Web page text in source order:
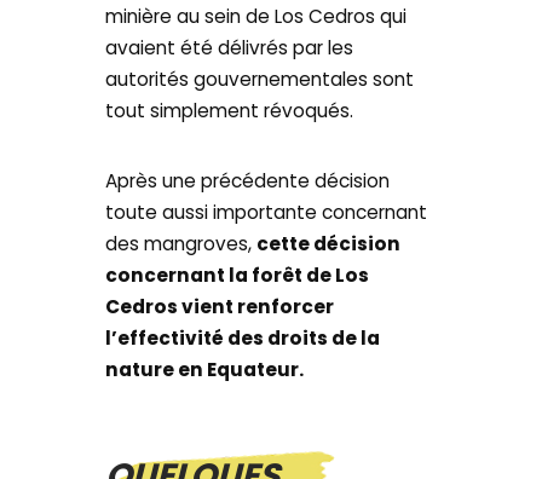
minière au sein de Los Cedros qui
avaient été délivrés par les
autorités gouvernementales sont
tout simplement révoqués.
Après une précédente décision
toute aussi importante concernant
des mangroves, cette décision
concernant la forêt de Los
Cedros vient renforcer
l’effectivité des droits de la
nature en Equateur.